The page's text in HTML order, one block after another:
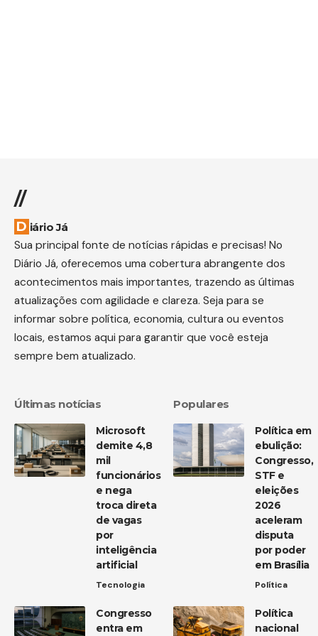
//
Diário Já
Sua principal fonte de notícias rápidas e precisas! No
Diário Já, oferecemos uma cobertura abrangente dos
acontecimentos mais importantes, trazendo as últimas
atualizações com agilidade e clareza. Seja para se
informar sobre política, economia, cultura ou eventos
locais, estamos aqui para garantir que você esteja
sempre bem atualizado.
Últimas notícias
Microsoft
demite 4,8
mil
funcionários
e nega
troca direta
de vagas
por
inteligência
artificial
Tecnologia
Congresso
entra em
Populares
Política em
ebulição:
Congresso,
STF e
eleições
2026
aceleram
disputa
por poder
em Brasília
Política
Política
nacional